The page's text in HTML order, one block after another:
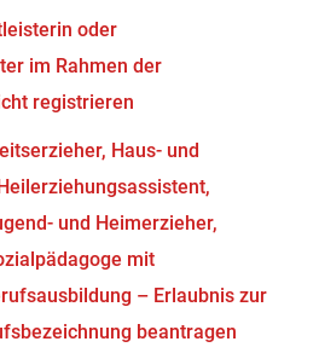
oder
im Rahmen der
registrieren
Haus- und
und Heimerzieher,
mit
– Erlaubnis zur
beantragen